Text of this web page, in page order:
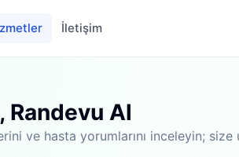
İletişim
Randevu Al
ve hasta yorumlarını inceleyin;